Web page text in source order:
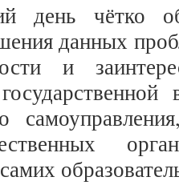
день чётко
данных
и